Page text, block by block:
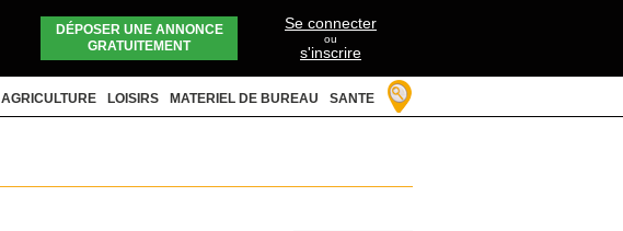
DÉPOSER UNE ANNONCE
GRATUITEMENT
Se connecter
ou
s'inscrire
AGRICULTURE LOISIRS MATERIEL DE BUREAU SANTE